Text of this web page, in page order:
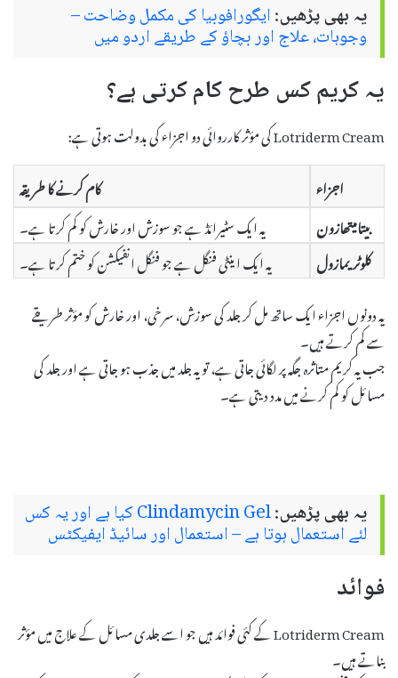
یہ بھی پڑھیں:ایگورافوبیا کی مکمل وضاحت –
وجوہات، علاج اور بچاؤ کے طریقے اردو میں
یہ کریم کس طرح کام کرتی ہے؟
Lotriderm Cream کی مؤثر کارروائی دو اجزاء کی بدولت ہوتی ہے:
اجزاء
کام کرنے کا طریقہ
بیتامیتھازون
یہ ایک سٹیرائڈ ہے جو سوزش اور خارش کو کم کرتا ہے۔
کلوٹریمازول
یہ ایک اینٹی فنگل ہے جو فنگل انفیکشن کو ختم کرتا ہے۔
یہ دونوں اجزاء ایک ساتھ مل کر جلد کی سوزش، سرخی، اور خارش کو مؤثر طریقے
سے کم کرتے ہیں۔
جب یہ کریم متاثرہ جگہ پر لگائی جاتی ہے، تو یہ جلد میں جذب ہو جاتی ہے اور جلد کی
مسائل کو کم کرنے میں مدد دیتی ہے۔
یہ بھی پڑھیں: Clindamycin Gel کیا ہے اور یہ کس
لئے استعمال ہوتا ہے – استعمال اور سائیڈ ایفیکٹس
فوائد
Lotriderm Cream کے کئی فوائد ہیں جو اسے جلدی مسائل کے علاج میں مؤثر
بناتے ہیں۔